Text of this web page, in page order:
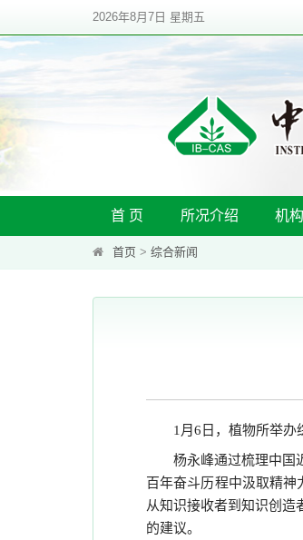
2026年8月7日 星期五
首 页 所况介绍 机
首页 > 综合新闻
1 月6 日，植物所举办
杨永峰通过梳理中国
百年奋斗历程中汲取精神
从知识接收者到知识创
的建议。